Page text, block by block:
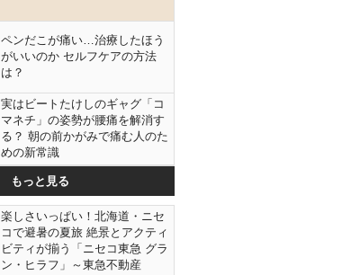
ペンだこが痛い…治療したほう
がいいのか セルフケアの方法
は？
実はビートたけしのギャグ「コ
マネチ」の姿勢が腰痛を解消す
る？ 朝の前かがみで痛む人のた
めの新常識
もっと見る
楽しさいっぱい！北海道・ニセ
コで避暑の夏旅 絶景とアクティ
ビティが揃う「ニセコ東急 グラ
ン・ヒラフ」～東急不動産